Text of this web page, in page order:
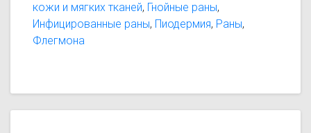
кожи и мягких тканей, Гнойные раны,
Инфицированные раны, Пиодермия, Раны,
Флегмона